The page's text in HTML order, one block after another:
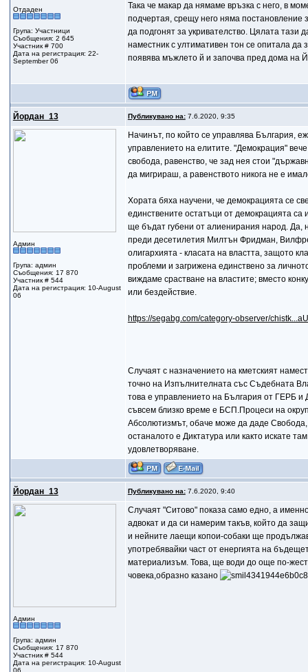
Отдаден
Група: Участници
Съобщения: 2 645
Участник # 700
Дата на регистрация: 22-
September 06
Така че макар да нямаме връзка с него, в
подчертая, срещу него няма постановление
да подгонят за укривателство. Цялата тази
наместник с ултимативен тон се опитала да
появява мъжлето й и започва пред дома на
Йордан_13 Публикувано на:7.6.2020, 9:35
Админ
Група: админ
Съобщения: 17 870
Участник # 544
Дата на регистрация: 10-August
06
Начинът, по който се управлява България,
управлението на елитите. "Демокрация"
свобода, равенство, че зад нея стои
да мигрираш, а равенството никога не е
Хората бяха научени, че демокрацията се
единствените остатъци от демокрацията
ще бъдат губени от алиенирания народ. Да,
преди десетилетия Милтън Фридман,
олигархията - класата на властта, защото
проблеми и загрижена единствено за
виждаме срастване на властите; вместо
или бездействие.
https://segabg.com/category-observer/
Случаят с назначението на кметският
точно на Изпълнителната със Съдебната
това е управлението на България от ГЕРБ и
съвсем близко време е БСП.Процеси на
Абсолютизмът, обаче може да даде
останалото е Диктатура или както искате
удовлетворяване.
Йордан_13 Публикувано на:7.6.2020, 9:40
Админ
Група: админ
Съобщения: 17 870
Участник # 544
Дата на регистрация: 10-August
06
Случаят "Ситово" показа само едно, а
адвокат и да си намерим такъв, който да
и нейните лаещи копои-собаки ще
употребявайки част от енергията на
материализъм. Това, ще води до още по-
човека,образно казано